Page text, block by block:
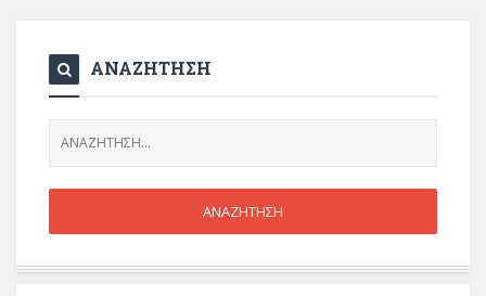
ΑΝΑΖΗΤΗΣΗ